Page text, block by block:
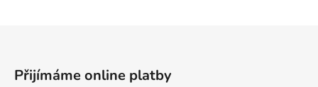
Přijímáme online platby